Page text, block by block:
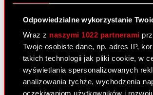
Odpowiedzialne wykorzystanie
Wraz z naszymi 1022 partnerami
Twoje osobiste dane, np. adres IP,
takich technologii jak pliki cookie, w
wyświetlania spersonalizowanych
analizowania tychże, wychodzenia
PDF
zakładowego Optimus S.A.
Raport bieżący nr 46/
11 kwietnia 2008
Apelacja od wyroku Sądu